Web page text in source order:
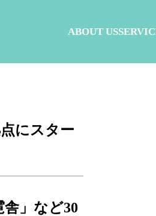
ABOUT US
にスター
」など30